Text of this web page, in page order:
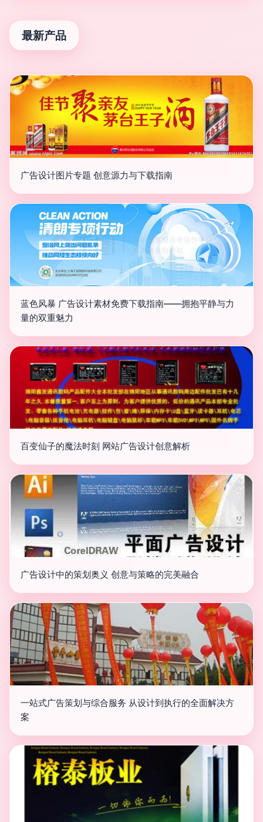
最新产品
广告设计图片专题 创意源力与下载指南
蓝色风暴 广告设计素材免费下载指南——拥抱平静与力
量的双重魅力
百变仙子的魔法时刻 网站广告设计创意解析
广告设计中的策划奥义 创意与策略的完美融合
一站式广告策划与综合服务 从设计到执行的全面解决方
案